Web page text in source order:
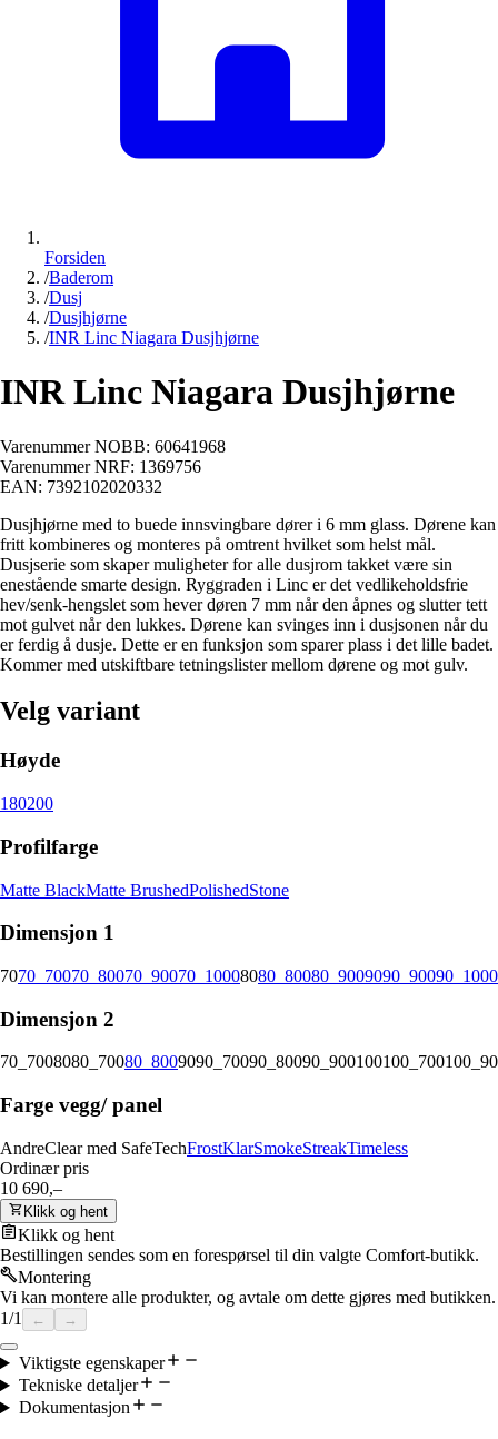
Forsiden
/Baderom
/Dusj
/Dusjhjørne
/INR Linc Niagara Dusjhjørne
INR Linc Niagara Dusjhjørne
Varenummer NOBB: 60641968
Varenummer NRF: 1369756
EAN: 7392102020332
Dusjhjørne med to buede innsvingbare dører i 6 mm glass. Dørene kan
fritt kombineres og monteres på omtrent hvilket som helst mål.
Dusjserie som skaper muligheter for alle dusjrom takket være sin
enestående smarte design. Ryggraden i Linc er det vedlikeholdsfrie
hev/senk-hengslet som hever døren 7 mm når den åpnes og slutter tett
mot gulvet når den lukkes. Dørene kan svinges inn i dusjsonen når du
er ferdig å dusje. Dette er en funksjon som sparer plass i det lille badet.
Kommer med utskiftbare tetningslister mellom dørene og mot gulv.
Velg variant
Høyde
180200
Profilfarge
Matte BlackMatte BrushedPolishedStone
Dimensjon 1
7070_70070_80070_90070_10008080_80080_9009090_90090_1000
Dimensjon 2
70_7008080_70080_8009090_70090_80090_900100100_700
Farge vegg/ panel
AndreClear med SafeTechFrostKlarSmokeStreakTimeless
Ordinær pris
10 690,–
Klikk og hent
Klikk og hent
Bestillingen sendes som en forespørsel til din valgte Comfort-butikk.
Montering
Vi kan montere alle produkter, og avtale om dette gjøres med butikken.
1/1 ← →
Viktigste egenskaper
Tekniske detaljer
Dokumentasjon